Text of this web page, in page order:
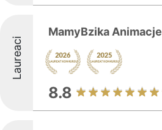
Laureaci
MamyBzika Animacje
8.8